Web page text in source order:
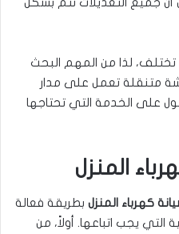
تختلف، لذا من المهم البحث
متنقلة تعمل على مدار
على الخدمة التي تحتاجها
المنزل
كهرباء المنزل بطريقة فعالة
التي يجب اتباعها. أولاً، من